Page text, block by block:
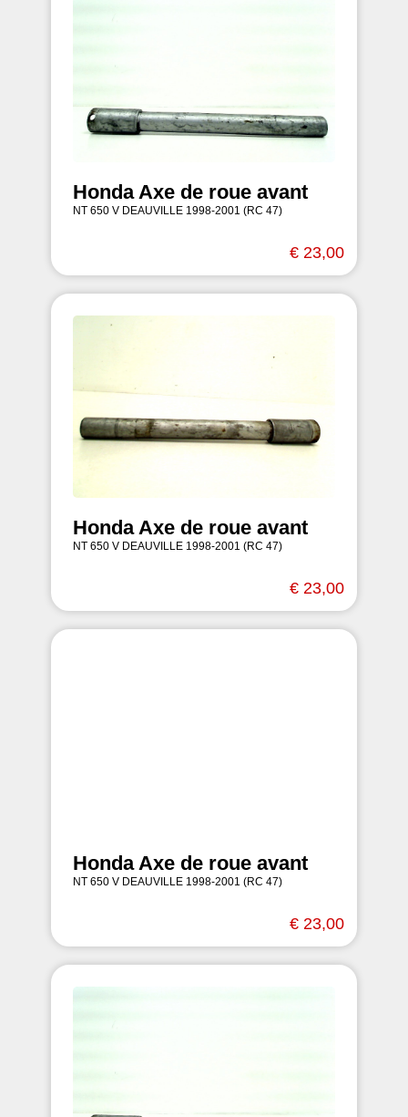
Honda Axe de roue avant
NT 650 V DEAUVILLE 1998-2001 (RC 47)
€ 23,00
Honda Axe de roue avant
NT 650 V DEAUVILLE 1998-2001 (RC 47)
€ 23,00
Honda Axe de roue avant
NT 650 V DEAUVILLE 1998-2001 (RC 47)
€ 23,00